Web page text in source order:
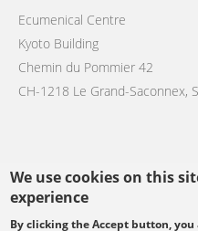
We use cookies on this
experience
By clicking the Accept button, you
Ecumenical Centre
Kyoto Building
Chemin du Pommier 42
CH-1218 Le Grand-Saconnex,
Follow us